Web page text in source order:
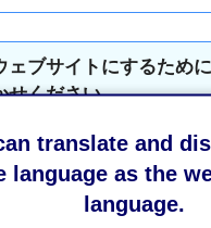
translate and
language as the
language.
ェブサイトにするため
せください
の情報は役に立ちました
った
2：ふつう
たなかった